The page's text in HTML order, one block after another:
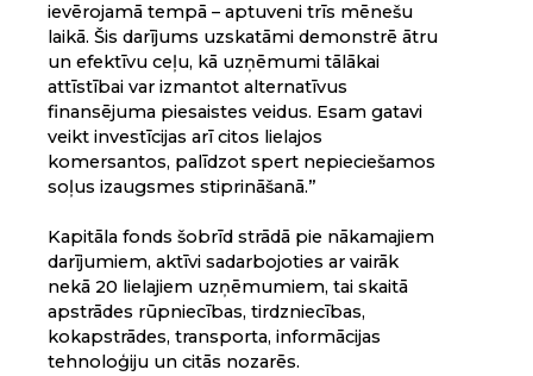
ievērojamā tempā – aptuveni trīs mēnešu
laikā. Šis darījums uzskatāmi demonstrē ātru
un efektīvu ceļu, kā uzņēmumi tālākai
attīstībai var izmantot alternatīvus
finansējuma piesaistes veidus. Esam gatavi
veikt investīcijas arī citos lielajos
komersantos, palīdzot spert nepieciešamos
soļus izaugsmes stiprināšanā.”
Kapitāla fonds šobrīd strādā pie nākamajiem
darījumiem, aktīvi sadarbojoties ar vairāk
nekā 20 lielajiem uzņēmumiem, tai skaitā
apstrādes rūpniecības, tirdzniecības,
kokapstrādes, transporta, informācijas
tehnoloģiju un citās nozarēs.